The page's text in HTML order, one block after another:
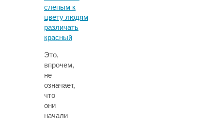
Это,
впрочем,
не
означает,
что
они
начали